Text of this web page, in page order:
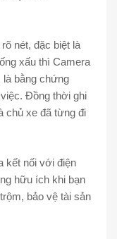
nét, đặc biệt là
xấu thì Camera
là bằng chứng
Đồng thời ghi
chủ xe đã từng đi
kết nối với điện
hữu ích khi bạn
bảo vệ tài sản